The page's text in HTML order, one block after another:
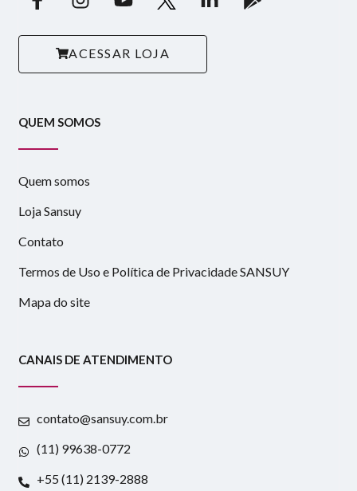
ACESSAR LOJA
QUEM SOMOS
Quem somos
Loja Sansuy
Contato
Termos de Uso e Política de Privacidade SANSUY
Mapa do site
CANAIS DE ATENDIMENTO
contato@sansuy.com.br
(11) 99638-0772
+55 (11) 2139-2888